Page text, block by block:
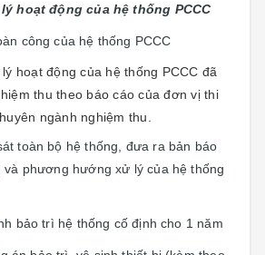
hoạt động của hệ thống PCCC
công của hệ thống PCCC
hoạt động của hệ thống PCCC đã
thu theo báo cáo của đơn vị thi
ngành nghiệm thu.
toàn bộ hệ thống, đưa ra bản báo
và phương hướng xử lý của hệ thống
bảo trì hệ thống cố định cho 1 năm